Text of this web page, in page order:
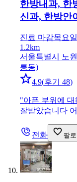
한방내과, 한
신과, 한방안
진료 마감목요
1.2km
서울특별시 노
릉동)
4.9(후기 48)
"아픈 부위에
잘받았습니다
전화 팔